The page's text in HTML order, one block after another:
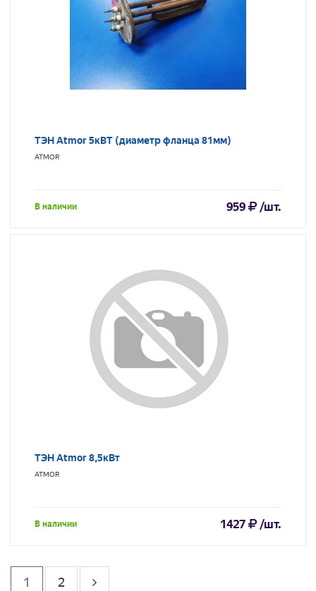
ТЭН Atmor 5кВТ (диаметр фланца 81мм)
ATMOR
В наличии 959 /шт.
ТЭН Atmor 8,5кВт
ATMOR
В наличии 1427 /шт.
1 2